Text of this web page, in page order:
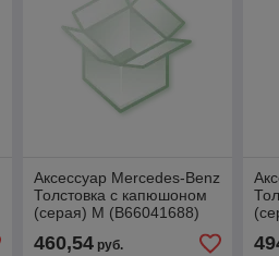
Аксессуар Mercedes-Benz
Толстовка с капюшоном
(серая) M (B66041688)
460,54руб.